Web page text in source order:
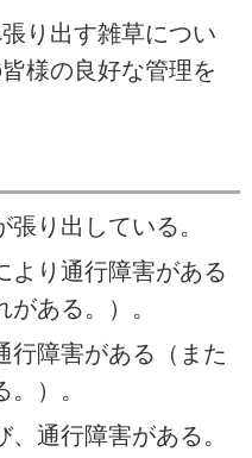
り出す雑草につい
様の良好な管理を
り出している。
より通行障害がある
がある。）。
行障害がある（また
）。
通行障害がある。